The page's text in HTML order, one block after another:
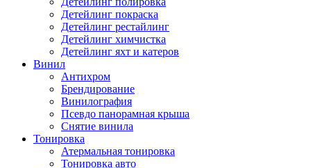
Детейлинг покраска
Детейлинг рестайлинг
Детейлинг химчистка
Детейлинг яхт и катеров
Винил
Антихром
Брендирование
Винилография
Псевдо панорамная крыша
Снятие винила
Тонировка
Атермальная тонировка
Тонировка авто